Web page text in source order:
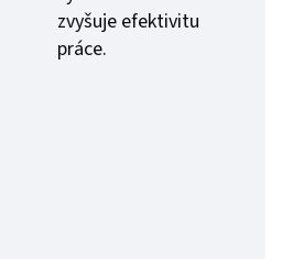
zvyšuje efektivitu
práce.